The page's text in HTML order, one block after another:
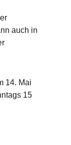
auch in
14. Mai
15